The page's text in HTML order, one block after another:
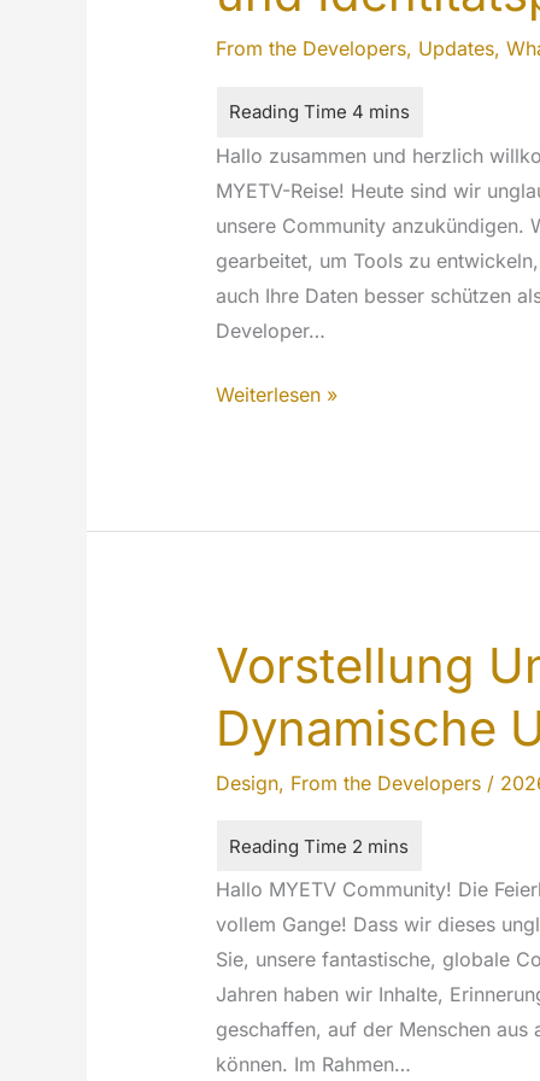
From the Developers, Updates,
Hallo zusammen und herzlich
MYETV-Reise! Heute sind wir
unsere Community anzukündigen.
gearbeitet, um Tools zu
auch Ihre Daten besser schützen
Developer…
Enthüllung
Identitätsplattformen
Weiterlesen »
Vorstellung
Dynamische
Design, From the Developers/
Hallo MYETV Community! Die
vollem Gange! Dass wir dieses
Sie, unsere fantastische, globale
Jahren haben wir Inhalte,
geschaffen, auf der Menschen aus
können. Im Rahmen…